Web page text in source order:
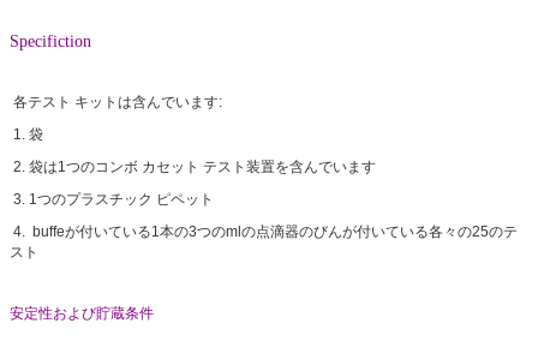
Specifiction
各テスト キットは含んでいます:
1. 袋
2. 袋は1つのコンボ カセット テスト装置を含んでいます
3. 1つのプラスチック ピペット
4. buffeが付いている1本の3つのmlの点滴器のびんが付いている各々の25のテ
スト
安定性および貯蔵条件